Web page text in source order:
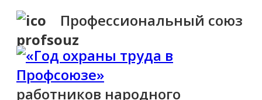
Профессиональный союз
работников народного